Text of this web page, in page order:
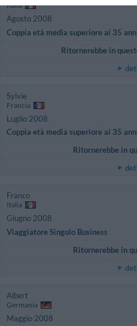
Italia
Agosto 2008
Coppia età media superiore ai 35
Ritornerebbe in
Sylvie
Francia
Luglio 2008
Coppia età media superiore ai 35
Ritornerebbe in
Franco
Italia
Giugno 2008
Viaggiatore Singolo Business
Ritornerebbe in
Albert
Germania
Maggio 2008